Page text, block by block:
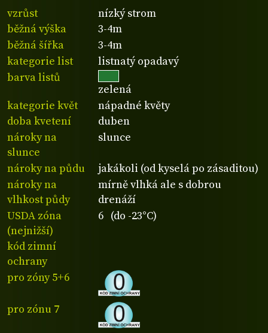
vzrůst
nízký strom
běžná výška
3-4m
běžná šířka
3-4m
kategorie list
listnatý opadavý
barva listů
zelená
kategorie květ
nápadné květy
doba kvetení
duben
nároky na
slunce
slunce
nároky na půdu
jakákoli (od kyselá po zásaditou)
nároky na
vlhkost půdy
mírně vlhká ale s dobrou
drenáží
USDA zóna
(nejnižší)
6 (do -23°C)
kód zimní
ochrany
pro zóny 5+6
pro zónu 7